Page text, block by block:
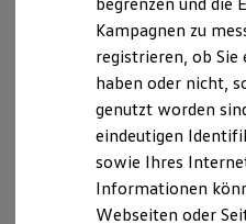
Technologie
Kosten und Kauf
Kaufoptionen
E-Auto-
Software und
Die ID.
ID. Software
Digitale Extras
Schnittstellen
Online-
Unsere
Kampagnen zu
registrieren, ob Sie
haben oder nicht,
genutzt worden
eindeutigen
sowie Ihres
Informationen
Webseiten oder